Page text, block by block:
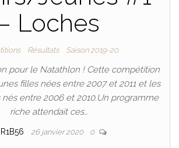
Loches
Résultats Saison 2019-20
pour le Natathlon ! Cette compétition
filles nées entre 2007 et 2011 et les
entre 2006 et 2010.Un programme
riche attendait ces…
R1B56 26 janvier 2020 0